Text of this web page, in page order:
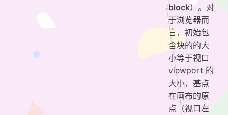
block）。对
于浏览器而
言，初始包
含块的的大
小等于视口
viewport 的
大小，基点
在画布的原
点（视口左